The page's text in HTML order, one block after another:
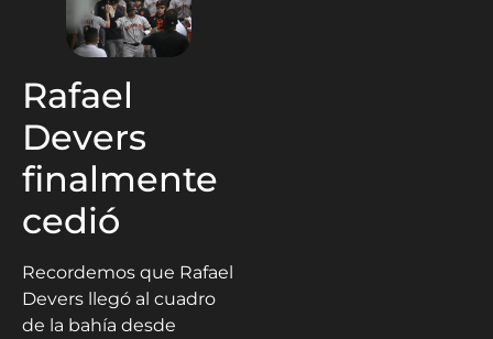
Rafael
Devers
finalmente
cedió
Recordemos que Rafael
Devers llegó al cuadro
de la bahía desde